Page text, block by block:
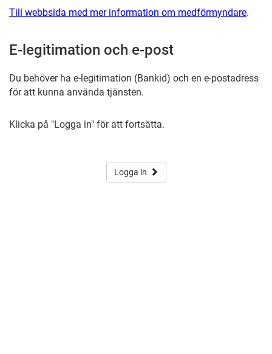
Till webbsida med mer information om medförmyndare.
E-legitimation och e-post
Du behöver ha e-legitimation (Bankid) och en e-postadress
för att kunna använda tjänsten.
Klicka på "Logga in" för att fortsätta.
Logga in